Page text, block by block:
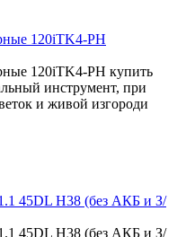
120iTK4-PH
120iTK4-PH купить
инструмент, при
и живой изгороди
45DL H38 (без АКБ и З/
45DL H38 (без АКБ и З/